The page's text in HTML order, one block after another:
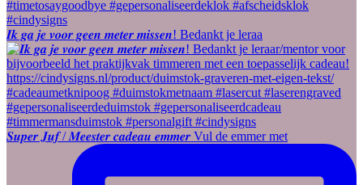
𝑰𝒌 𝒈𝒂 𝒋𝒆 𝒗𝒐𝒐𝒓 𝒈𝒆𝒆𝒏 𝒎𝒆𝒕𝒆𝒓 𝒎𝒊𝒔𝒔𝒆𝒏! Bedankt je leraa
𝑺𝒖𝒑𝒆𝒓 𝑱𝒖𝒇 / 𝑴𝒆𝒆𝒔𝒕𝒆𝒓 𝒄𝒂𝒅𝒆𝒂𝒖 𝒆𝒎𝒎𝒆𝒓 Vul de emmer met